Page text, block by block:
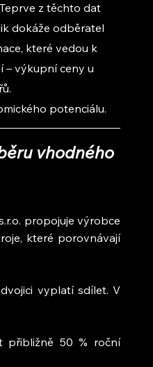
z těchto dat
dokáže odběratel
které vedou k
– výkupní ceny u
potenciálu.
vhodného
propojuje výrobce
které porovnávají
vyplatí sdílet. V
přibližně 50 % roční